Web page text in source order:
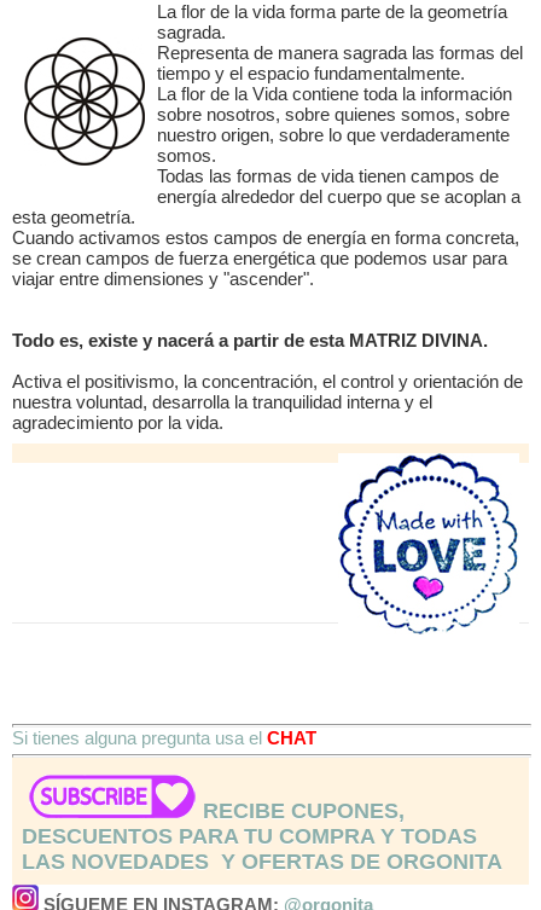
La flor de la vida forma parte de la geometría
sagrada.
Representa de manera sagrada las formas del
tiempo y el espacio fundamentalmente.
La flor de la Vida contiene toda la información
sobre nosotros, sobre quienes somos, sobre
nuestro origen, sobre lo que verdaderamente
somos.
Todas las formas de vida tienen campos de
energía alrededor del cuerpo que se acoplan a
esta geometría.
Cuando activamos estos campos de energía en forma concreta,
se crean campos de fuerza energética que podemos usar para
viajar entre dimensiones y "ascender".
Todo es, existe y nacerá a partir de esta MATRIZ DIVINA.
Activa el positivismo, la concentración, el control y orientación de
nuestra voluntad, desarrolla la tranquilidad interna y el
agradecimiento por la vida.
Si tienes alguna pregunta usa el CHAT
RECIBE CUPONES,
DESCUENTOS PARA TU COMPRA Y TODAS
LAS NOVEDADES Y OFERTAS DE ORGONITA
SÍGUEME EN INSTAGRAM: @orgonita